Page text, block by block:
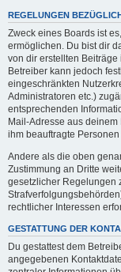
REGELUNGEN
Zweck eines Boards ist
ermöglichen. Du bist dir
von dir erstellten
Betreiber kann jedoch
eingeschränkten
Administratoren etc.)
entsprechenden
Mail-Adresse aus
ihm beauftragte
Andere als die oben
Zustimmung an Dritte
gesetzlicher Regelungen
rechtlicher Interessen
GESTATTUNG DER
Du gestattest dem
angegebenen